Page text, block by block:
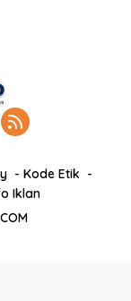
Kode Etik
Iklan